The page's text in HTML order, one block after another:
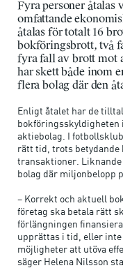
Fyra personer åtalas
omfattande
åtalas för totalt 16
bokföringsbrott, två
fyra fall av brott mot
har skett både inom
flera bolag där den
Enligt åtalet har de
bokföringsskyldigheten
aktiebolag. I
rätt tid, trots betydande
transaktioner.
bolag där miljonbelopp
– Korrekt och aktuell
företag ska betala rätt
förlängningen
upprättas i tid, eller
möjligheter att utöva
säger Helena Nilsson